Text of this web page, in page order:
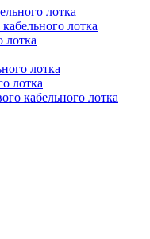
лотка
лотка
лотка
лотка
лотка
кабельного лотка